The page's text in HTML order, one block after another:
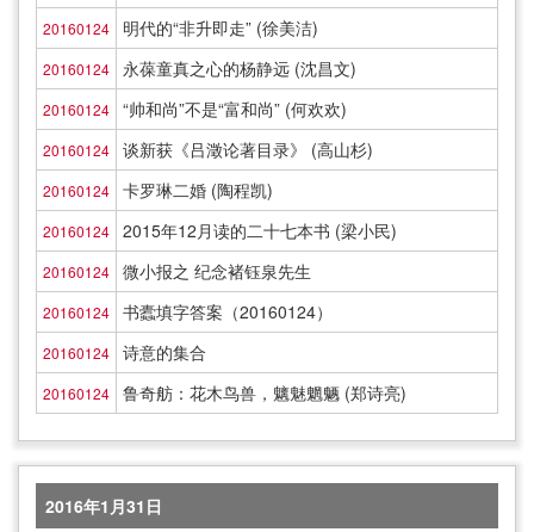
20160124 明代的“非升即走” (徐美洁)
20160124 永葆童真之心的杨静远 (沈昌文)
20160124 “帅和尚”不是“富和尚” (何欢欢)
20160124 谈新获《吕澂论著目录》 (高山杉)
20160124 卡罗琳二婚 (陶程凯)
20160124 2015年12月读的二十七本书 (梁小民)
20160124 微小报之 纪念褚钰泉先生
20160124 书蠹填字答案（20160124）
20160124 诗意的集合
20160124 鲁奇舫：花木鸟兽，魑魅魍魉 (郑诗亮)
2016年1月31日